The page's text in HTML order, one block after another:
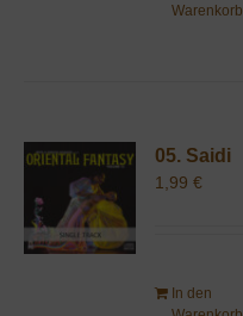
Warenkorb
05. Saidi
1,99€
In den